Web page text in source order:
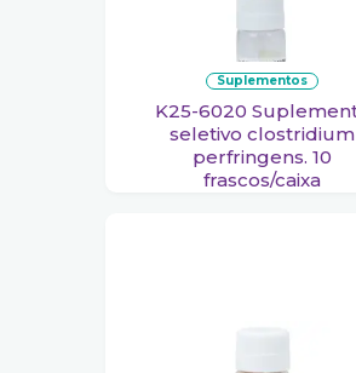
suplementos
K25-6020 Suplemento
seletivo clostridium
perfringens. 10
frascos/caixa